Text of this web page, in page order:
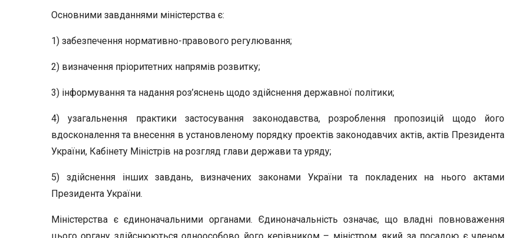
Основними завданнями міністерства є:
1) забезпечення нормативно-правового регулювання;
2) визначення пріоритетних напрямів розвитку;
3) інформування та надання роз’яснень щодо здійснення державної політики;
4) узагальнення практики застосування законодавства, розроблення пропозицій щодо його
вдосконалення та внесення в установленому порядку проектів законодавчих актів, актів Президента
України, Кабінету Міністрів на розгляд глави держави та уряду;
5) здійснення інших завдань, визначених законами України та покладених на нього актами
Президента України.
Міністерства є єдиноначальними органами. Єдиноначальність означає, що владні повноваження